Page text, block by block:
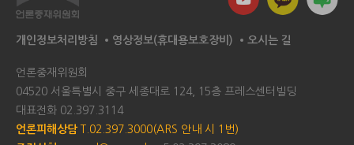
개인정보처리방침 영상정보(휴대용보호장비) 오시는 길
언론중재위원회
04520 서울특별시 중구 세종대로 124, 15층 프레스센터빌딩
대표전화 02.397.3114
언론피해상담 T.02.397.3000(ARS 안내 시 1번)